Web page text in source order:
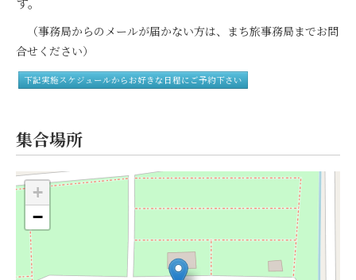
（事務局からのメールが届かない方は、まち旅事務局までお問
合せください）
下記実施スケジュールからお好きな日程にご予約下さい
集合場所
+
−